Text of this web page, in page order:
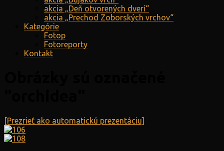
akcia „Deň otvorených dverí“
akcia „Prechod Zoborských vrchov“
Kategórie
Fotop
Fotoreporty
Kontakt
[Prezrieť ako automatickú prezentáciu]